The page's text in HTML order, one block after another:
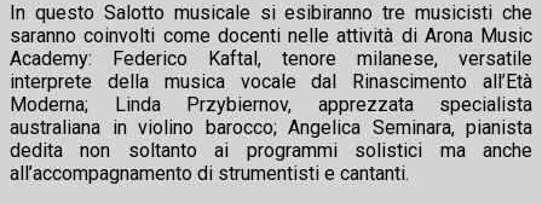
In questo Salotto musicale si esibiranno tre musicisti che
saranno coinvolti come docenti nelle attività di Arona Music
Academy: Federico Kaftal, tenore milanese, versatile
interprete della musica vocale dal Rinascimento all’Età
Moderna; Linda Przybiernov, apprezzata specialista
australiana in violino barocco; Angelica Seminara, pianista
dedita non soltanto ai programmi solistici ma anche
all’accompagnamento di strumentisti e cantanti.